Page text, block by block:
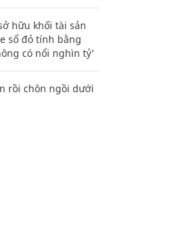
hữu khối tài sản
sổ đỏ tính bằng
có nổi nghìn tỷ'
rồi chôn ngồi dưới